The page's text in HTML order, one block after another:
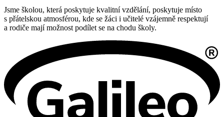
Jsme školou, která poskytuje kvalitní vzdělání, poskytuje místo
s přátelskou atmosférou, kde se žáci i učitelé vzájemně respektují
a rodiče mají možnost podílet se na chodu školy.